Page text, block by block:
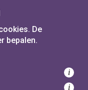
De
bepalen.
i
i